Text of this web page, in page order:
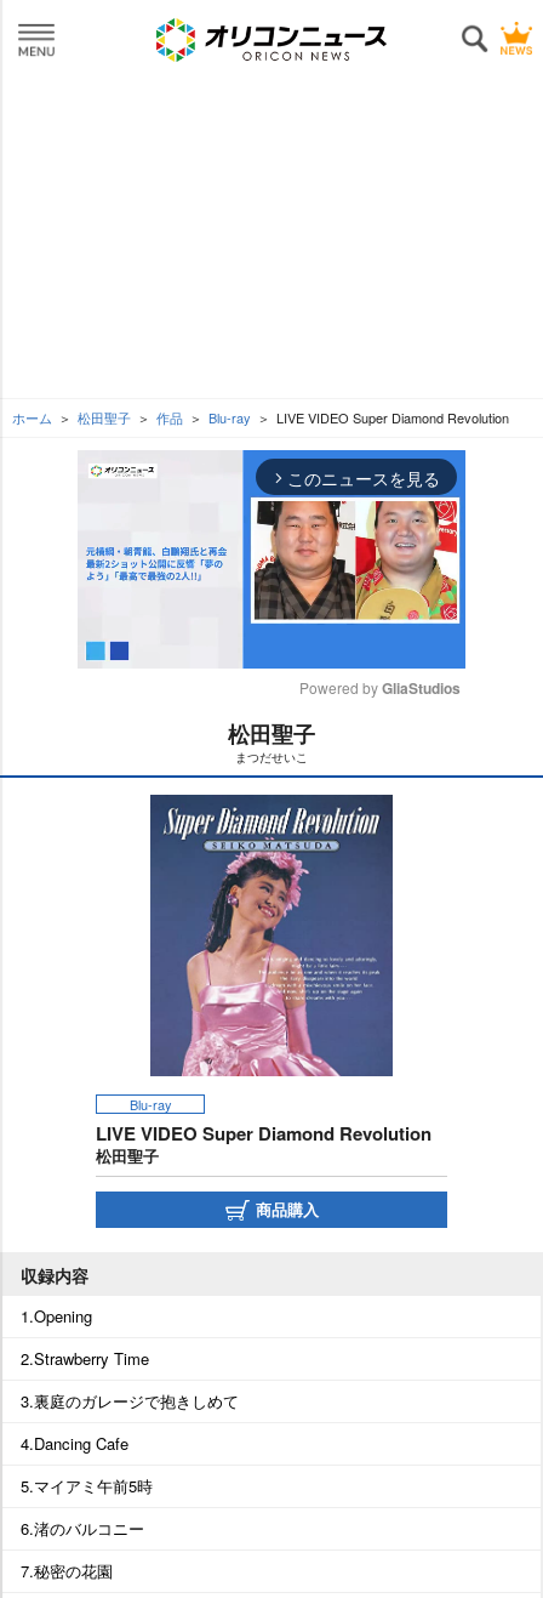
ホーム 松田聖子 作品 Blu-ray LIVE VIDEO Super Diamond Revolution
arrow_forward_ios このニュースを見る
t
Powered by GliaStudios
松田聖子
まつだせいこ
Blu-ray
LIVE VIDEO Super Diamond Revolution
松田聖子
商品購入
収録内容
1.Opening
2.Strawberry Time
3.裏庭のガレージで抱きしめて
4.Dancing Cafe
5.マイアミ午前5時
6.渚のバルコニー
7.秘密の花園